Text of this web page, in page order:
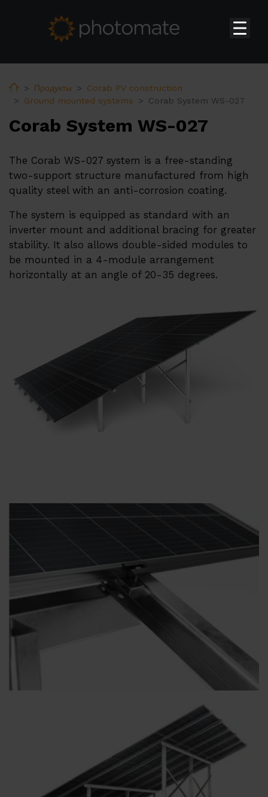
HomeПродукты
Corab PV construction
Ground mounted systems
Corab System WS-027
Corab System WS-027
The Corab WS-027 system is a free-standing
two-support structure manufactured from high
quality steel with an anti-corrosion coating.
The system is equipped as standard with an
inverter mount and additional bracing for greater
stability. It also allows double-sided modules to
be mounted in a 4-module arrangement
horizontally at an angle of 20-35 degrees.
Продукты
Бытовые инверторы Huawei
Инверторы Huawei коммерческого и промышленного
Системы накопления энергии Huawei
Трансформаторные подстанции Huawei
Зарядные устройства Huawei для электромобилей
PV constructions
Тепловые насосы ERA
Техническая поддержка
Дистрибьюторы и партнеры
База Знаний